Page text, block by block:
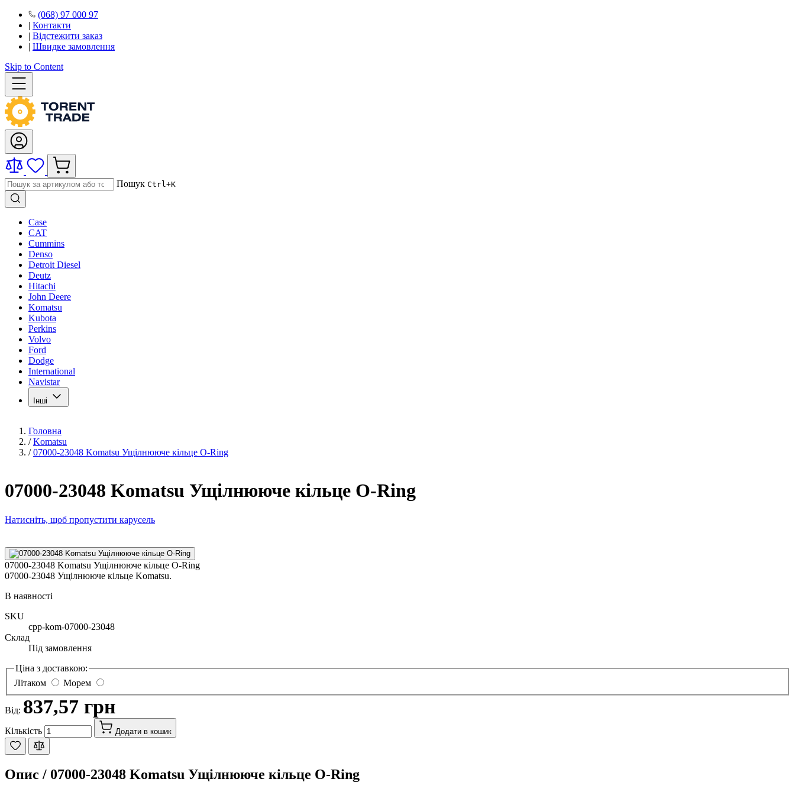
(068) 97 000 97
| Контакти
| Відстежити заказ
| Швидке замовлення
Skip to Content
Пошук Ctrl+K
Case
CAT
Cummins
Denso
Detroit Diesel
Deutz
Hitachi
John Deere
Komatsu
Kubota
Perkins
Volvo
Ford
Dodge
International
Navistar
Інші
Головна
/ Komatsu
/ 07000-23048 Komatsu Ущілнююче кільце O-Ring
07000-23048 Komatsu Ущілнююче кільце O-Ring
Натисніть, щоб пропустити карусель
07000-23048 Komatsu Ущілнююче кільце O-Ring
07000-23048 Ущілнююче кільце Komatsu.
В наявності
SKU
cpp-kom-07000-23048
Склад
Під замовлення
Ціна з доставкою:
Літаком
Морем
Від: 837,57 грн
Кількість Додати в кошик
Опис / 07000-23048 Komatsu Ущілнююче кільце O-Ring